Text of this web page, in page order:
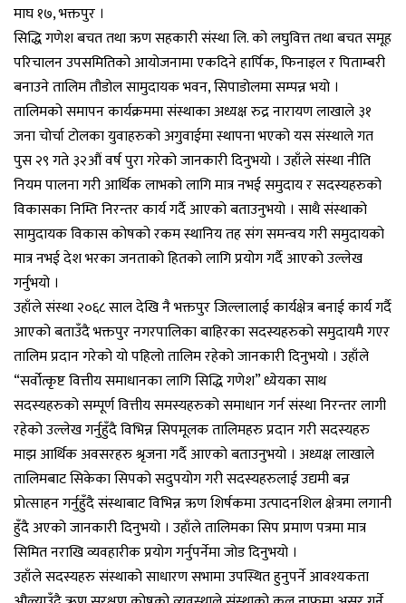
माघ १७, भक्तपुर ।
सिद्धि गणेश बचत तथा ऋण सहकारी संस्था लि. को लघुवित्त तथा बचत समूह
परिचालन उपसमितिको आयोजनामा एकदिने हार्पिक, फिनाइल र पिताम्बरी
बनाउने तालिम तौडोल सामुदायक भवन, सिपाडोलमा सम्पन्न भयो ।
तालिमको समापन कार्यक्रममा संस्थाका अध्यक्ष रुद्र नारायण लाखाले ३१
जना चोर्चा टोलका युवाहरुको अगुवाईमा स्थापना भएको यस संस्थाले गत
पुस २९ गते ३२औं वर्ष पुरा गरेको जानकारी दिनुभयो । उहाँले संस्था नीति
नियम पालना गरी आर्थिक लाभको लागि मात्र नभई समुदाय र सदस्यहरुको
विकासका निम्ति निरन्तर कार्य गर्दै आएको बताउनुभयो । साथै संस्थाको
सामुदायक विकास कोषको रकम स्थानिय तह संग समन्वय गरी समुदायको
मात्र नभई देश भरका जनताको हितको लागि प्रयोग गर्दै आएको उल्लेख
गर्नुभयो ।
उहाँले संस्था २०६८ साल देखि नै भक्तपुर जिल्लालाई कार्यक्षेत्र बनाई कार्य गर्दै
आएको बताउँदै भक्तपुर नगरपालिका बाहिरका सदस्यहरुको समुदायमै गएर
तालिम प्रदान गरेको यो पहिलो तालिम रहेको जानकारी दिनुभयो । उहाँले
“सर्वोत्कृष्ट वित्तीय समाधानका लागि सिद्धि गणेश” ध्येयका साथ
सदस्यहरुको सम्पूर्ण वित्तीय समस्यहरुको समाधान गर्न संस्था निरन्तर लागी
रहेको उल्लेख गर्नुहुँदै विभिन्न सिपमूलक तालिमहरु प्रदान गरी सदस्यहरु
माझ आर्थिक अवसरहरु श्रृजना गर्दै आएको बताउनुभयो । अध्यक्ष लाखाले
तालिमबाट सिकेका सिपको सदुपयोग गरी सदस्यहरुलाई उद्यमी बन्न
प्रोत्साहन गर्नुहुँदै संस्थाबाट विभिन्न ऋण शिर्षकमा उत्पादनशिल क्षेत्रमा लगानी
हुँदै अएको जानकारी दिनुभयो । उहाँले तालिमका सिप प्रमाण पत्रमा मात्र
सिमित नराखि व्यवहारीक प्रयोग गर्नुपर्नेमा जोड दिनुभयो ।
उहाँले सदस्यहरु संस्थाको साधारण सभामा उपस्थित हुनुपर्ने आवश्यकता